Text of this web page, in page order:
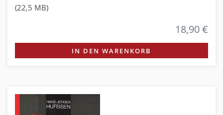
(22,5 MB)
18,90 €
IN DEN WARENKORB